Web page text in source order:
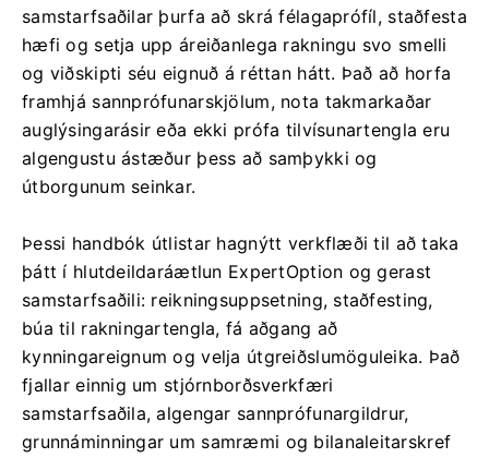
samstarfsaðilar þurfa að skrá félagaprófíl, staðfesta
hæfi og setja upp áreiðanlega rakningu svo smelli
og viðskipti séu eignuð á réttan hátt. Það að horfa
framhjá sannprófunarskjölum, nota takmarkaðar
auglýsingarásir eða ekki prófa tilvísunartengla eru
algengustu ástæður þess að samþykki og
útborgunum seinkar.
Þessi handbók útlistar hagnýtt verkflæði til að taka
þátt í hlutdeildaráætlun ExpertOption og gerast
samstarfsaðili: reikningsuppsetning, staðfesting,
búa til rakningartengla, fá aðgang að
kynningareignum og velja útgreiðslumöguleika. Það
fjallar einnig um stjórnborðsverkfæri
samstarfsaðila, algengar sannprófunargildrur,
grunnáminningar um samræmi og bilanaleitarskref